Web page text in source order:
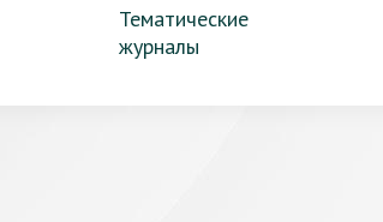
Тематические
журналы